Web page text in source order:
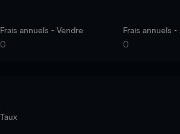
Frais annuels - Vendre
0
Frais annuels
0
Taux